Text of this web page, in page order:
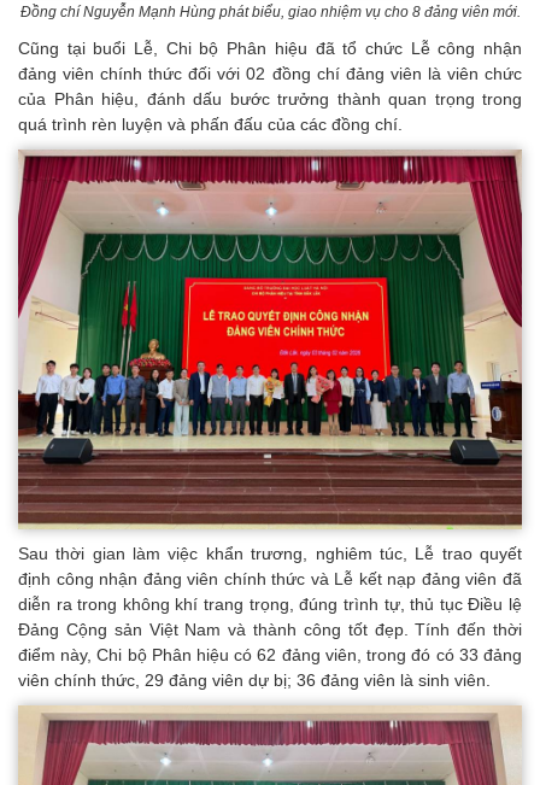
Đồng chí Nguyễn Mạnh Hùng phát biểu, giao nhiệm vụ cho 8 đảng viên mới.
Cũng tại buổi Lễ, Chi bộ Phân hiệu đã tổ chức Lễ công nhận
đảng viên chính thức đối với 02 đồng chí đảng viên là viên chức
của Phân hiệu, đánh dấu bước trưởng thành quan trọng trong
quá trình rèn luyện và phấn đấu của các đồng chí.
Sau thời gian làm việc khẩn trương, nghiêm túc, Lễ trao quyết
định công nhận đảng viên chính thức và Lễ kết nạp đảng viên đã
diễn ra trong không khí trang trọng, đúng trình tự, thủ tục Điều lệ
Đảng Cộng sản Việt Nam và thành công tốt đẹp. Tính đến thời
điểm này, Chi bộ Phân hiệu có 62 đảng viên, trong đó có 33 đảng
viên chính thức, 29 đảng viên dự bị; 36 đảng viên là sinh viên.